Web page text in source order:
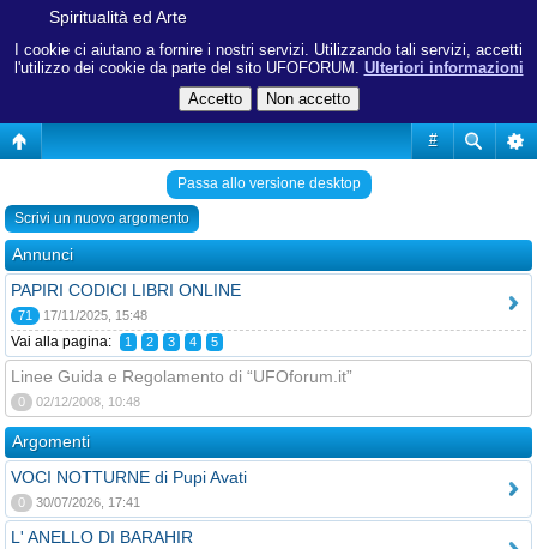
I cookie ci aiutano a fornire i nostri servizi. Utilizzando tali servizi, accetti
l'utilizzo dei cookie da parte del sito UFOFORUM. Ulteriori informazioni
#
Spiritualità ed Arte
Passa allo versione desktop
Scrivi un nuovo argomento
Annunci
PAPIRI CODICI LIBRI ONLINE
71 17/11/2025, 15:48
Vai alla pagina: 1 2 3 4 5
Linee Guida e Regolamento di “UFOforum.it”
0 02/12/2008, 10:48
Argomenti
VOCI NOTTURNE di Pupi Avati
0 30/07/2026, 17:41
L' ANELLO DI BARAHIR